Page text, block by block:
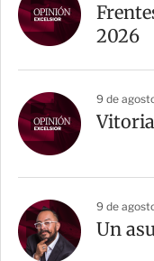
2026
9 de
9 de
Un